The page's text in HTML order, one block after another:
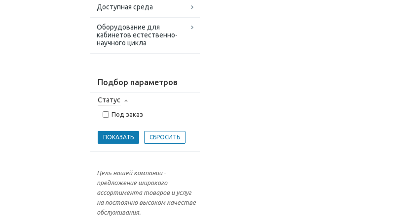
Доступная среда
Оборудование для
кабинетов естественно-
научного цикла
Подбор параметров
Статус
Под заказ
Цель нашей компании -
предложение широкого
ассортимента товаров и услуг
на постоянно высоком качестве
обслуживания.